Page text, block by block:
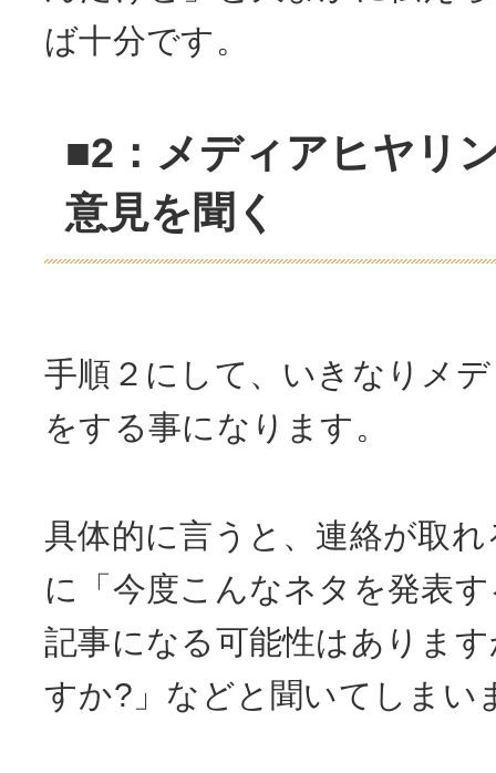
ば十分です。
■2：メディアヒヤリ
意見を聞く
手順２にして、いきなりメ
をする事になります。
具体的に言うと、連絡が取
に「今度こんなネタを発表
記事になる可能性はありま
すか?」などと聞いてしまい